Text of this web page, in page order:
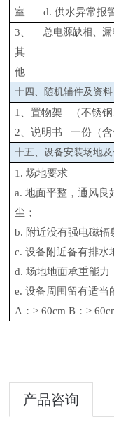
室
d. 供水异常报
3、
其
他
总电源缺相、漏
十四、随机辅件及资料
1、置物架 （不锈钢
2、说明书 一份（含
十五、设备安装场地
1. 场地要求
a. 地面平整，通风良
尘；
b. 附近没有强电磁辐
c. 设备附近备有排水
d. 场地地面承重能力
e. 设备周围留有适当
A：≥ 60cm B：≥
产品咨询